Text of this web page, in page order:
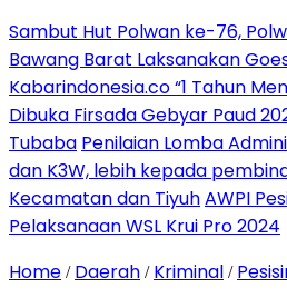
Sambut Hut Polwan ke-76,
Bawang Barat Laksanakan
Kabarindonesia.co “1 Tahun
Dibuka Firsada Gebyar Paud
Tubaba Penilaian Lomba
dan K3W, lebih kepada
Kecamatan dan TiyuhAWPI
Pelaksanaan WSL Krui Pro 2024
Home / Daerah / Kriminal /